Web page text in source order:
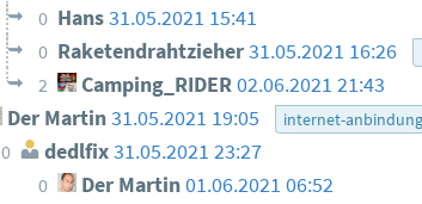
0 Hans31.05.2021 15:41
0 Raketendrahtzieher31.05.2021 16:26
2 Camping_RIDER02.06.2021 21:43
Der Martin31.05.2021 19:05 internet-anbindung
0 dedlfix31.05.2021 23:27
0 Der Martin01.06.2021 06:52